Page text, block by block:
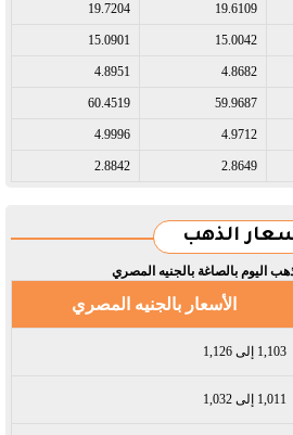
19.6109
19.7204
15.0042
15.0901
4.8682
4.8951
59.9687
60.4519
4.9712
4.9996
2.8649
2.8842
الذهب
اليوم بالصاغة بالجنيه المصري
الأسعار بالجنيه المصري
1,103 إلى 1,126
1,011 إلى 1,032